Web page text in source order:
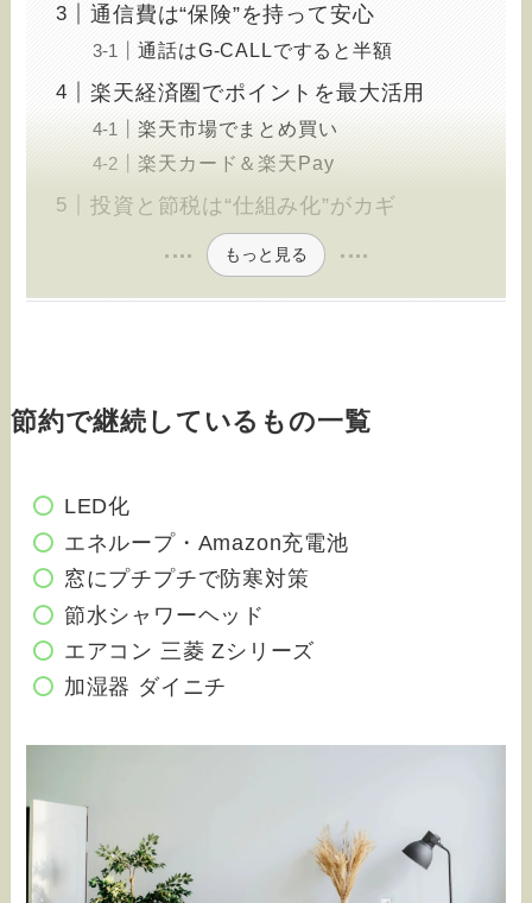
通信費は“保険”を持って安心
通話はG-CALLですると半額
楽天経済圏でポイントを最大活用
楽天市場でまとめ買い
楽天カード＆楽天Pay
投資と節税は“仕組み化”がカギ
もっと見る
節約で継続しているもの一覧
LED化
エネループ・Amazon充電池
窓にプチプチで防寒対策
節水シャワーヘッド
エアコン 三菱 Zシリーズ
加湿器 ダイニチ